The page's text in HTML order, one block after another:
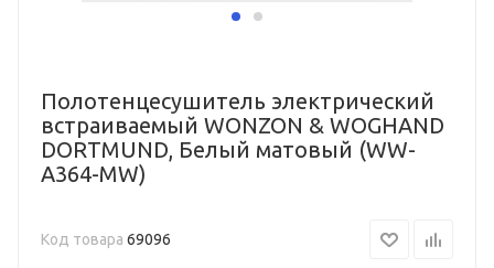
Полотенцесушитель электрический
встраиваемый WONZON & WOGHAND
DORTMUND, Белый матовый (WW-
A364-MW)
Код товара 69096